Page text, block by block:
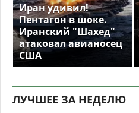
Иран удивил!
Пентагон в шоке.
Иранский "Шахед"
атаковал авианосец
США
ЛУЧШЕЕ ЗА НЕДЕЛЮ